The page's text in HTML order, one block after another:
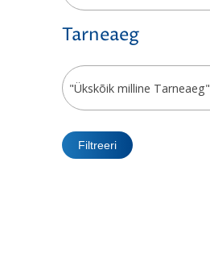
Tarneaeg
"Ükskõik milline Tarneaeg"
Filtreeri